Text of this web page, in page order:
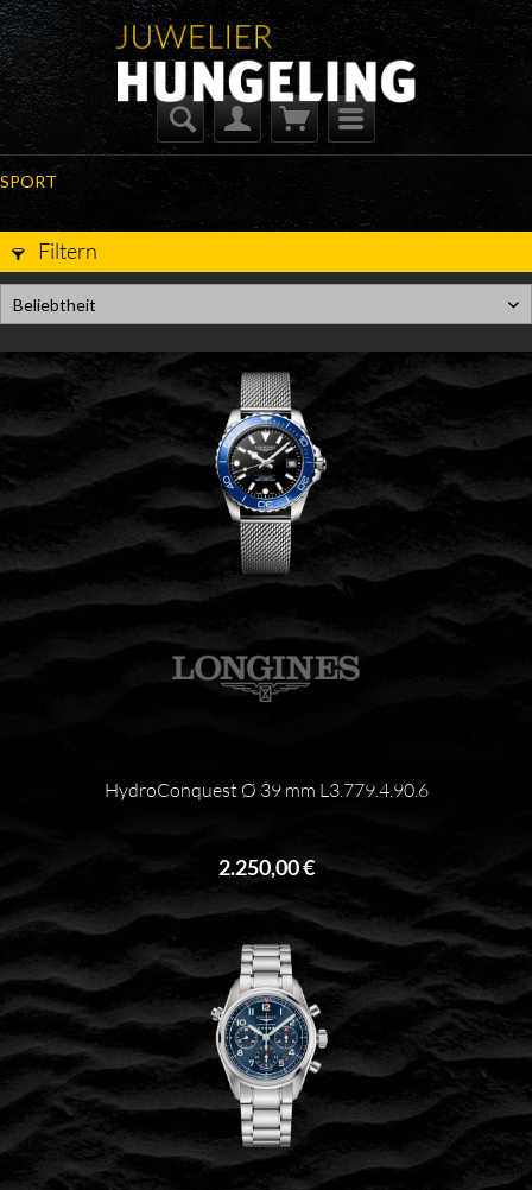
SPORT
Filtern
Beliebtheit
HydroConquest Ø 39 mm L3.779.4.90.6
2.250,00 €